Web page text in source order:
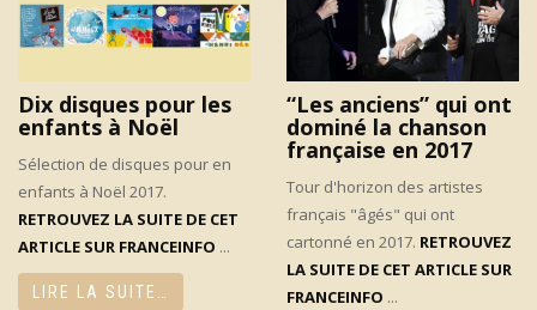
Dix disques pour les
enfants à Noël
Sélection de disques pour en
enfants à Noël 2017.
RETROUVEZ LA SUITE DE CET
ARTICLE SUR FRANCEINFO ...
LIRE LA SUITE…
“Les anciens” qui ont
dominé la chanson
française en 2017
Tour d'horizon des artistes
français "âgés" qui ont
cartonné en 2017. RETROUVEZ
LA SUITE DE CET ARTICLE SUR
FRANCEINFO ...